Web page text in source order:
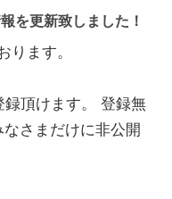
を更新致しました！
ります。
頂けます。 登録無
さまだけに非公開